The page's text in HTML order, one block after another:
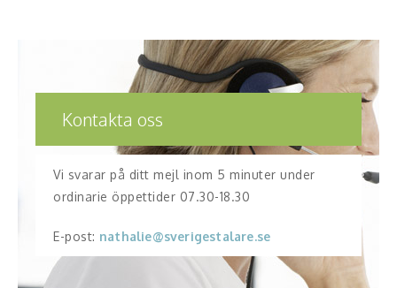
Kontakta oss
Vi svarar på ditt mejl inom 5 minuter under
ordinarie öppettider 07.30-18.30
E-post: nathalie@sverigestalare.se